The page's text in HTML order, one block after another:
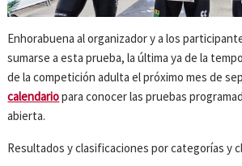
Enhorabuena al organizador y a los
sumarse a esta prueba, la última ya de la
de la competición adulta el próximo mes de
calendariopara conocer las pruebas
abierta.
Resultados y clasificaciones por categorías y